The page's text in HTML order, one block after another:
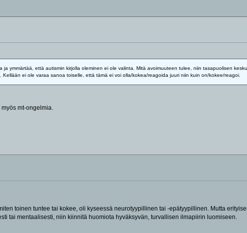
ymmärtää, että autismin kirjolla oleminen ei ole valinta. Mitä avoimuuteen tulee, niin tasapuolisen
ei ole varaa sanoa toiselle, että tämä ei voi olla/kokea/reagoida juuri niin kuin on/kokee/reagoi.
mt-ongelmia.
toinen tuntee tai kokee, oli kyseessä neurotyypillinen tai -epätyypillinen. Mutta
tai mentaalisesti, niin kiinnitä huomiota hyväksyvän, turvallisen ilmapiirin luomiseen.